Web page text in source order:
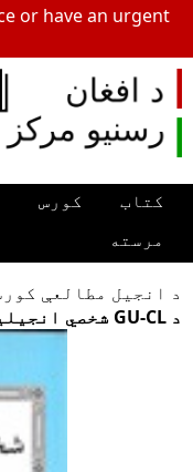
or have an urgent
کتاب کورس
مرسته
د انجیل مطالعې
د GU-CL شخصي انجیلیزم